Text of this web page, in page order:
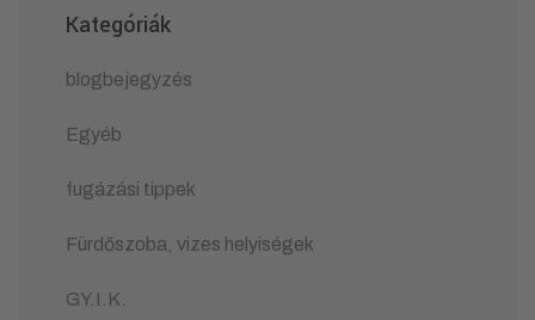
Kategóriák
blogbejegyzés
Egyéb
fugázási tippek
Fürdőszoba, vizes helyiségek
GY.I.K.